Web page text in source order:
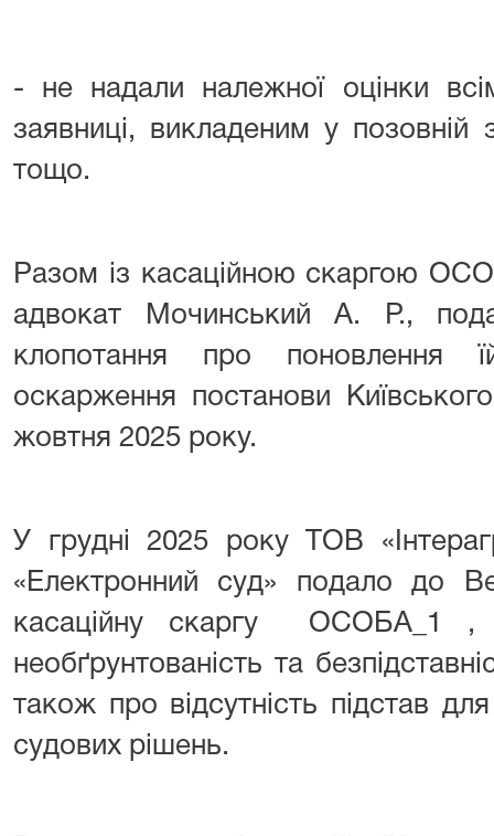
- не надали належної оцінки
заявниці, викладеним у позовній
тощо.
Разом із касаційною скаргою
адвокат Мочинський А. Р.,
клопотання про поновлення
оскарження постанови
жовтня 2025 року.
У грудні 2025 року ТОВ
«Електронний суд» подало до
касаційну скаргу ОСОБА_1 ,
необґрунтованість та
також про відсутність підстав
судових рішень.